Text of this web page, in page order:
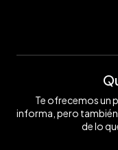
Te ofrecemos un
informa, pero
de lo